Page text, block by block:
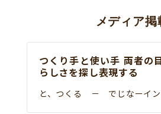
メディア掲
つくり手と使い手 両者の
らしさを探し表現する
と、つくる － でじなーイン